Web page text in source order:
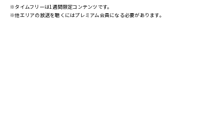
※タイムフリーは1週間限定コンテンツです。
※他エリアの放送を聴くにはプレミアム会員になる必要があります。